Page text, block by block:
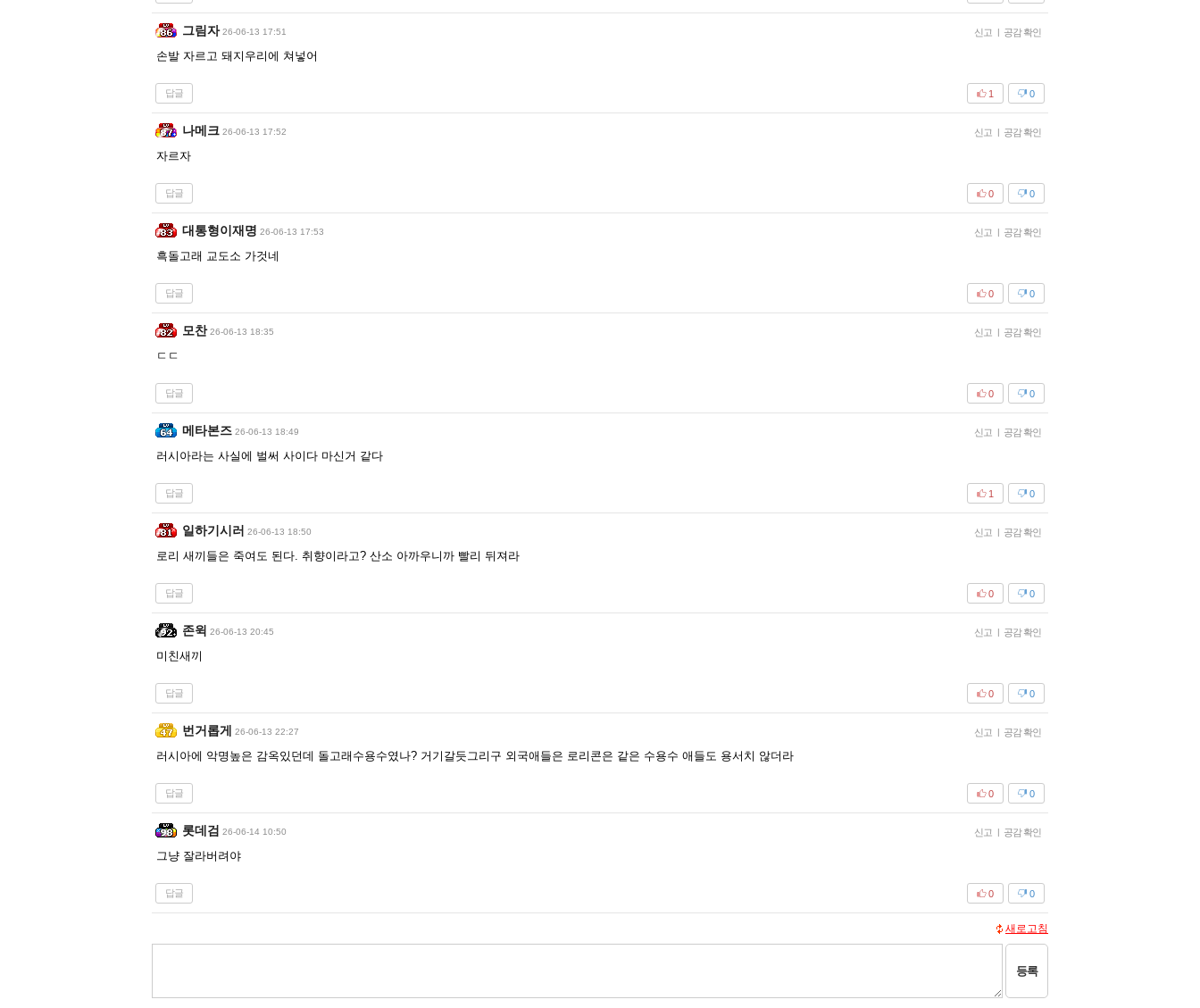
그림자 26-06-13 17:51 신고 | 공감 확인
손발 자르고 돼지우리에 쳐넣어
답글 0
1
나메크 26-06-13 17:52 신고 | 공감 확인
자르자
답글 0
0
대통형이재명 26-06-13 17:53 신고 | 공감 확인
흑돌고래 교도소 가것네
답글 0
0
모찬 26-06-13 18:35 신고 | 공감 확인
ㄷㄷ
답글 0
0
메타본즈 26-06-13 18:49 신고 | 공감 확인
러시아라는 사실에 벌써 사이다 마신거 같다
답글 0
1
일하기시러 26-06-13 18:50 신고 | 공감 확인
로리 새끼들은 죽여도 된다. 취향이라고? 산소 아까우니까 빨리 뒤져라
답글 0
0
존윅 26-06-13 20:45 신고 | 공감 확인
미친새끼
답글 0
0
번거롭게 26-06-13 22:27 신고 | 공감 확인
러시아에 악명높은 감옥있던데 돌고래수용수였나? 거기갈듯그리구 외국애들은 로리콘은 같은 수용수 애들도 용서치 않더라
답글 0
0
롯데검 26-06-14 10:50 신고 | 공감 확인
그냥 잘라버려야
답글 0
0
새로고침
등록